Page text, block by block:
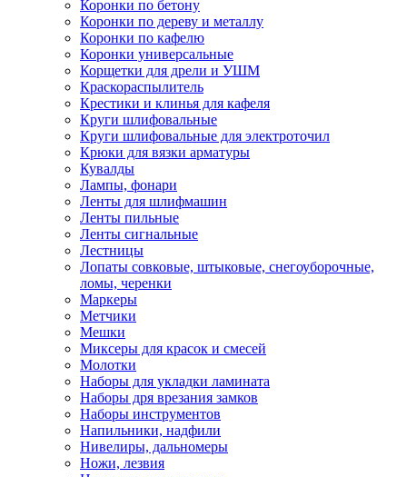
Коронки по бетону
Коронки по дереву и металлу
Коронки по кафелю
Коронки универсальные
Корщетки для дрели и УШМ
Краскораспылитель
Крестики и клинья для кафеля
Круги шлифовальные
Круги шлифовальные для электроточил
Крюки для вязки арматуры
Кувалды
Лампы, фонари
Ленты для шлифмашин
Ленты пильные
Ленты сигнальные
Лестницы
Лопаты совковые, штыковые, снегоуборочные,
ломы, черенки
Маркеры
Метчики
Мешки
Миксеры для красок и смесей
Молотки
Наборы для укладки ламината
Наборы дря врезания замков
Наборы инструментов
Напильники, надфили
Нивелиры, дальномеры
Ножи, лезвия